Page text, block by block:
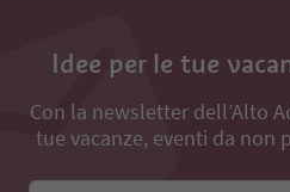
Idee per le tue
Con la newsletter dell’Alto
tue vacanze, eventi da non